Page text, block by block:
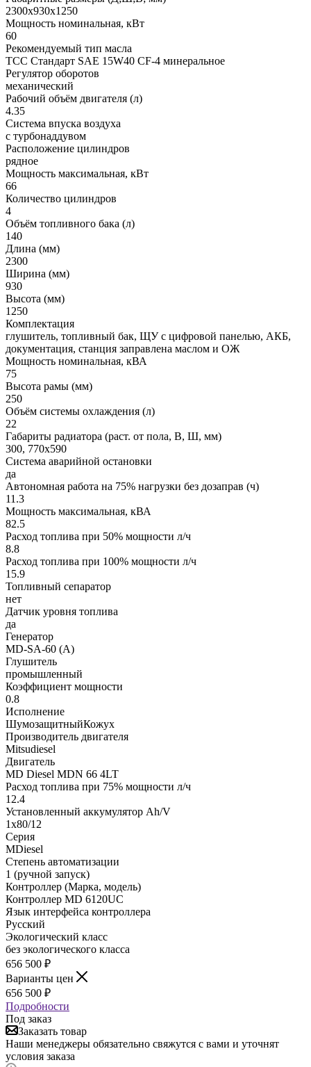
2300x930x1250
Мощность номинальная, кВт
60
Рекомендуемый тип масла
ТСС Стандарт SAE 15W40 CF-4 минеральное
Регулятор оборотов
механический
Рабочий объём двигателя (л)
4.35
Система впуска воздуха
с турбонаддувом
Расположение цилиндров
рядное
Мощность максимальная, кВт
66
Количество цилиндров
4
Объём топливного бака (л)
140
Длина (мм)
2300
Ширина (мм)
930
Высота (мм)
1250
Комплектация
глушитель, топливный бак, ЩУ с цифровой панелью, АКБ,
документация, станция заправлена маслом и ОЖ
Мощность номинальная, кВА
75
Высота рамы (мм)
250
Объём системы охлаждения (л)
22
Габариты радиатора (раст. от пола, В, Ш, мм)
300, 770х590
Система аварийной остановки
да
Автономная работа на 75% нагрузки без дозаправ (ч)
11.3
Мощность максимальная, кВА
82.5
Расход топлива при 50% мощности л/ч
8.8
Расход топлива при 100% мощности л/ч
15.9
Топливный сепаратор
нет
Датчик уровня топлива
да
Генератор
MD-SA-60 (A)
Глушитель
промышленный
Коэффициент мощности
0.8
Исполнение
ШумозащитныйКожух
Производитель двигателя
Mitsudiesel
Двигатель
MD Diesel MDN 66 4LT
Расход топлива при 75% мощности л/ч
12.4
Установленный аккумулятор Ah/V
1x80/12
Серия
MDiesel
Степень автоматизации
1 (ручной запуск)
Контроллер (Марка, модель)
Контроллер MD 6120UC
Язык интерфейса контроллера
Русский
Экологический класс
без экологического класса
656 500 ₽
Варианты цен
656 500 ₽
Подробности
Под заказ
Заказать товар
Наши менеджеры обязательно свяжутся с вами и уточнят
условия заказа